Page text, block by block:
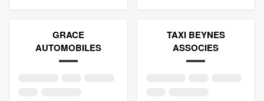
GRACE
AUTOMOBILES
TAXI BEYNES
ASSOCIES